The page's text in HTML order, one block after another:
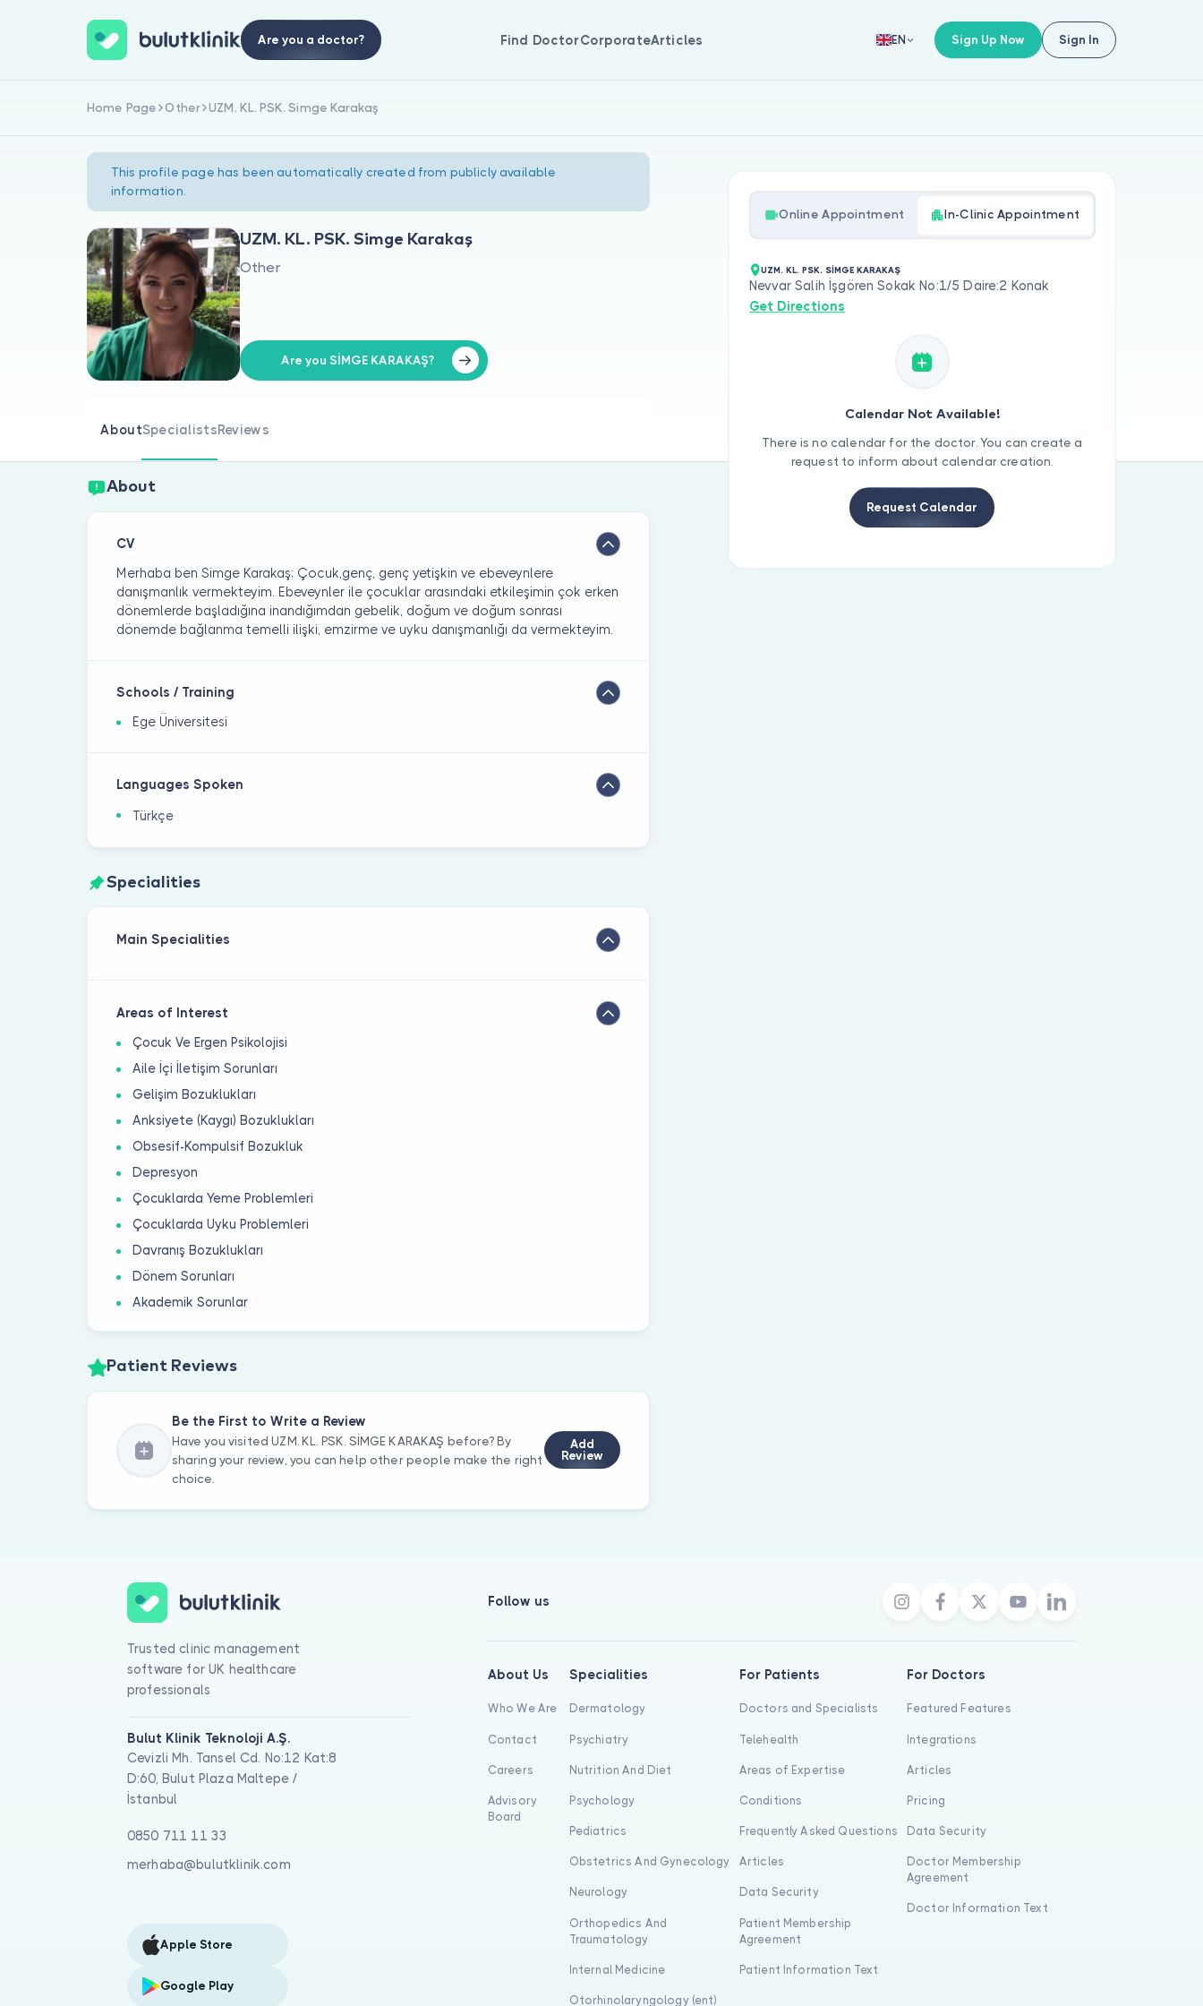
Are you a doctor? Find DoctorCorporateArticles EN Sign Up Now Sign In
Home Page Other UZM. KL. PSK. Simge Karakaş
This profile page has been automatically created from publicly available
information.
UZM. KL. PSK. Simge Karakaş
Other
Are you SİMGE KARAKAŞ?
AboutSpecialistsReviews
About
CV
Merhaba ben Simge Karakaş; Çocuk,genç, genç yetişkin ve ebeveynlere
danışmanlık vermekteyim. Ebeveynler ile çocuklar arasındaki etkileşimin çok erken
dönemlerde başladığına inandığımdan gebelik, doğum ve doğum sonrası
dönemde bağlanma temelli ilişki, emzirme ve uyku danışmanlığı da vermekteyim.
Schools / Training
Ege Üniversitesi
Languages Spoken
Türkçe
Specialities
Main Specialities
Areas of Interest
Çocuk Ve Ergen Psikolojisi
Aile İçi İletişim Sorunları
Gelişim Bozuklukları
Anksiyete (Kaygı) Bozuklukları
Obsesif-Kompulsif Bozukluk
Depresyon
Çocuklarda Yeme Problemleri
Çocuklarda Uyku Problemleri
Davranış Bozuklukları
Dönem Sorunları
Akademik Sorunlar
Patient Reviews
Be the First to Write a Review
Have you visited UZM. KL. PSK. SİMGE KARAKAŞ before? By
sharing your review, you can help other people make the right
choice.
Add
Review
Online Appointment In-Clinic Appointment
UZM. KL. PSK. SİMGE KARAKAŞ
Nevvar Salih İşgören Sokak No:1/5 Daire:2 Konak
Get Directions
Calendar Not Available!
There is no calendar for the doctor. You can create a
request to inform about calendar creation.
Request Calendar
Trusted clinic management
software for UK healthcare
professionals
Bulut Klinik Teknoloji A.Ş.
Cevizli Mh. Tansel Cd. No:12 Kat:8
D:60, Bulut Plaza Maltepe /
İstanbul
0850 711 11 33
merhaba@bulutklinik.com
Apple Store
Google Play
Follow us
About Us
Who We Are
Contact
Careers
Advisory
Board
Specialities
Dermatology
Psychiatry
Nutrition And Diet
Psychology
Pediatrics
Obstetrics And Gynecology
Neurology
Orthopedics And
Traumatology
Internal Medicine
Otorhinolaryngology (ent)
For Patients
Doctors and Specialists
Telehealth
Areas of Expertise
Conditions
Frequently Asked Questions
Articles
Data Security
Patient Membership
Agreement
Patient Information Text
For Doctors
Featured Features
Integrations
Articles
Pricing
Data Security
Doctor Membership
Agreement
Doctor Information Text